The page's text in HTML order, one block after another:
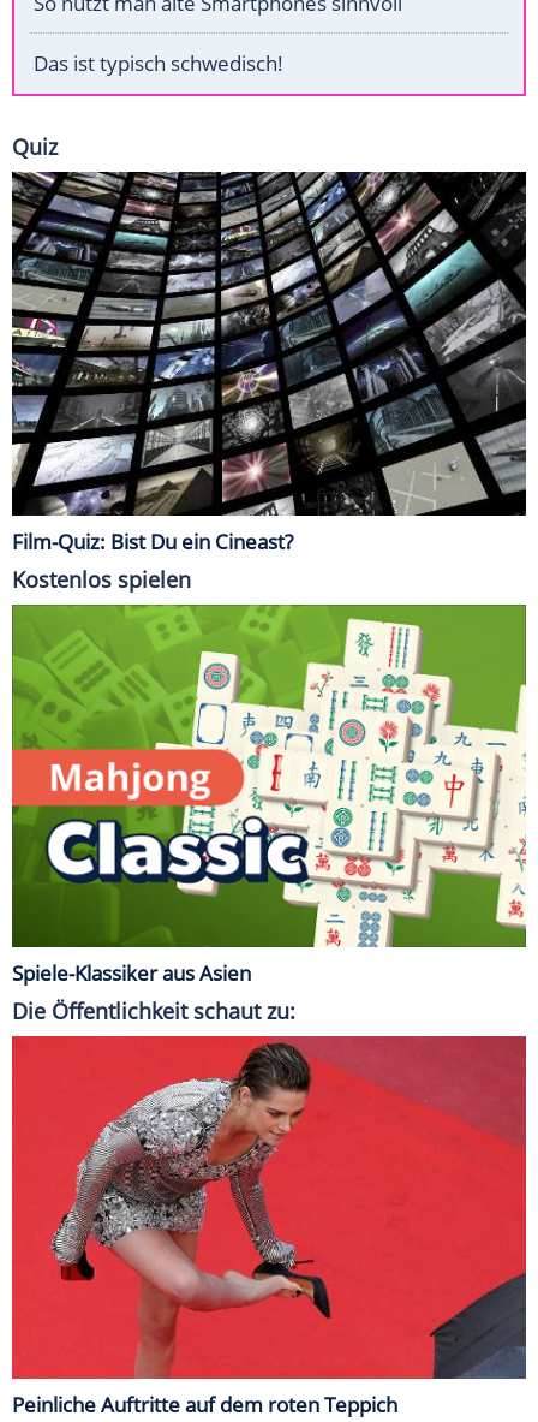
Das ist typisch schwedisch!
Quiz
Film-Quiz: Bist Du ein Cineast?
Kostenlos spielen
Spiele-Klassiker aus Asien
Die Öffentlichkeit schaut zu:
Peinliche Auftritte auf dem roten Teppich